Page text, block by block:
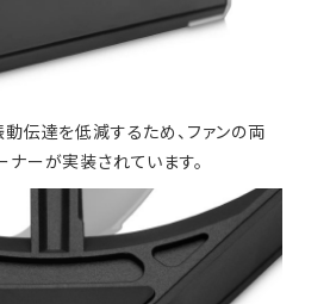
伝達を低減するため、ファンの両
ーが実装されています。